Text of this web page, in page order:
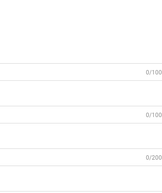
0/100
0/100
0/200